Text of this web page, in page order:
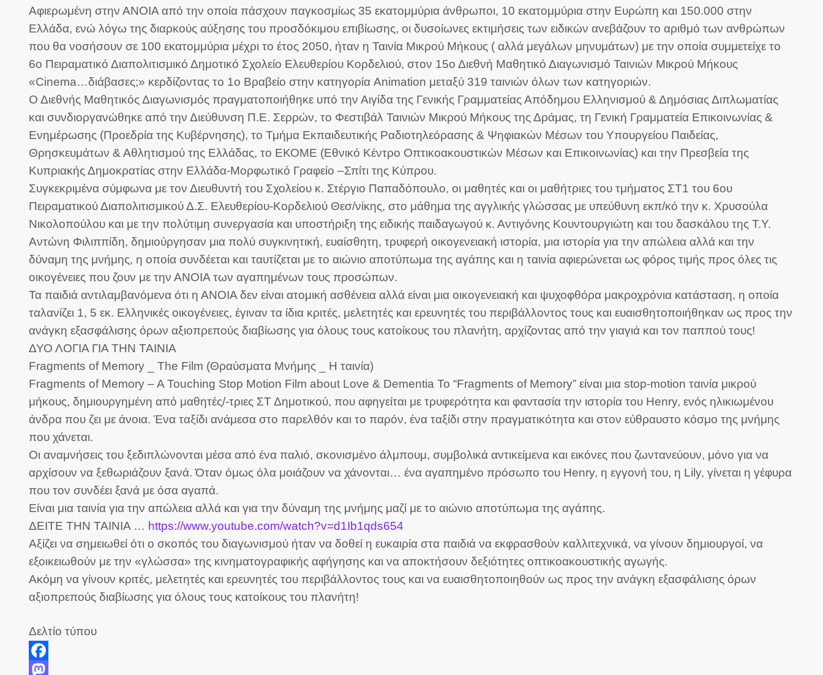
Αφιερωμένη στην ΑΝΟΙΑ από την οποία πάσχουν παγκοσμίως 35 εκατομμύρια άνθρωποι, 10 εκατομμύρια στην Ευρώπη και 150.000 στην
Ελλάδα, ενώ λόγω της διαρκούς αύξησης του προσδόκιμου επιβίωσης, οι δυσοίωνες εκτιμήσεις των ειδικών ανεβάζουν το αριθμό των ανθρώπων
που θα νοσήσουν σε 100 εκατομμύρια μέχρι το έτος 2050, ήταν η Ταινία Μικρού Μήκους ( αλλά μεγάλων μηνυμάτων) με την οποία συμμετείχε το
6ο Πειραματικό Διαπολιτισμικό Δημοτικό Σχολείο Ελευθερίου Κορδελιού, στον 15ο Διεθνή Μαθητικό Διαγωνισμό Ταινιών Μικρού Μήκους
«Cinema…διάβασες;» κερδίζοντας το 1ο Βραβείο στην κατηγορία Animation μεταξύ 319 ταινιών όλων των κατηγοριών.
Ο Διεθνής Μαθητικός Διαγωνισμός πραγματοποιήθηκε υπό την Αιγίδα της Γενικής Γραμματείας Απόδημου Ελληνισμού & Δημόσιας Διπλωματίας
και συνδιοργανώθηκε από την Διεύθυνση Π.Ε. Σερρών, το Φεστιβάλ Ταινιών Μικρού Μήκους της Δράμας, τη Γενική Γραμματεία Επικοινωνίας &
Ενημέρωσης (Προεδρία της Κυβέρνησης), το Τμήμα Εκπαιδευτικής Ραδιοτηλεόρασης & Ψηφιακών Μέσων του Υπουργείου Παιδείας,
Θρησκευμάτων & Αθλητισμού της Ελλάδας, το ΕΚΟΜΕ (Εθνικό Κέντρο Οπτικοακουστικών Μέσων και Επικοινωνίας) και την Πρεσβεία της
Κυπριακής Δημοκρατίας στην Ελλάδα-Μορφωτικό Γραφείο –Σπίτι της Κύπρου.
Συγκεκριμένα σύμφωνα με τον Διευθυντή του Σχολείου κ. Στέργιο Παπαδόπουλο, οι μαθητές και οι μαθήτριες του τμήματος ΣΤ1 του 6ου
Πειραματικού Διαπολιτισμικού Δ.Σ. Ελευθερίου-Κορδελιού Θεσ/νίκης, στο μάθημα της αγγλικής γλώσσας με υπεύθυνη εκπ/κό την κ. Χρυσούλα
Νικολοπούλου και με την πολύτιμη συνεργασία και υποστήριξη της ειδικής παιδαγωγού κ. Αντιγόνης Κουντουργιώτη και του δασκάλου της Τ.Υ.
Αντώνη Φιλιππίδη, δημιούργησαν μια πολύ συγκινητική, ευαίσθητη, τρυφερή οικογενειακή ιστορία, μια ιστορία για την απώλεια αλλά και την
δύναμη της μνήμης, η οποία συνδέεται και ταυτίζεται με το αιώνιο αποτύπωμα της αγάπης και η ταινία αφιερώνεται ως φόρος τιμής προς όλες τις
οικογένειες που ζουν με την ΑΝΟΙΑ των αγαπημένων τους προσώπων.
Τα παιδιά αντιλαμβανόμενα ότι η ΑΝΟΙΑ δεν είναι ατομική ασθένεια αλλά είναι μια οικογενειακή και ψυχοφθόρα μακροχρόνια κατάσταση, η οποία
ταλανίζει 1, 5 εκ. Ελληνικές οικογένειες, έγιναν τα ίδια κριτές, μελετητές και ερευνητές του περιβάλλοντος τους και ευαισθητοποιήθηκαν ως προς την
ανάγκη εξασφάλισης όρων αξιοπρεπούς διαβίωσης για όλους τους κατοίκους του πλανήτη, αρχίζοντας από την γιαγιά και τον παππού τους!
ΔΥΟ ΛΟΓΙΑ ΓΙΑ ΤΗΝ ΤΑΙΝΙΑ
Fragments of Memory _ The Film (Θραύσματα Μνήμης _ Η ταινία)
Fragments of Memory – A Touching Stop Motion Film about Love & Dementia Το “Fragments of Memory” είναι μια stop-motion ταινία μικρού
μήκους, δημιουργημένη από μαθητές/-τριες ΣΤ Δημοτικού, που αφηγείται με τρυφερότητα και φαντασία την ιστορία του Henry, ενός ηλικιωμένου
άνδρα που ζει με άνοια. Ένα ταξίδι ανάμεσα στο παρελθόν και το παρόν, ένα ταξίδι στην πραγματικότητα και στον εύθραυστο κόσμο της μνήμης
που χάνεται.
Οι αναμνήσεις του ξεδιπλώνονται μέσα από ένα παλιό, σκονισμένο άλμπουμ, συμβολικά αντικείμενα και εικόνες που ζωντανεύουν, μόνο για να
αρχίσουν να ξεθωριάζουν ξανά. Όταν όμως όλα μοιάζουν να χάνονται… ένα αγαπημένο πρόσωπο του Henry, η εγγονή του, η Lily, γίνεται η γέφυρα
που τον συνδέει ξανά με όσα αγαπά.
Είναι μια ταινία για την απώλεια αλλά και για την δύναμη της μνήμης μαζί με το αιώνιο αποτύπωμα της αγάπης.
ΔΕΙΤΕ ΤΗΝ ΤΑΙΝΙΑ … https://www.youtube.com/watch?v=d1Ib1qds654
Αξίζει να σημειωθεί ότι ο σκοπός του διαγωνισμού ήταν να δοθεί η ευκαιρία στα παιδιά να εκφρασθούν καλλιτεχνικά, να γίνουν δημιουργοί, να
εξοικειωθούν με την «γλώσσα» της κινηματογραφικής αφήγησης και να αποκτήσουν δεξιότητες οπτικοακουστικής αγωγής.
Ακόμη να γίνουν κριτές, μελετητές και ερευνητές του περιβάλλοντος τους και να ευαισθητοποιηθούν ως προς την ανάγκη εξασφάλισης όρων
αξιοπρεπούς διαβίωσης για όλους τους κατοίκους του πλανήτη!
Δελτίο τύπου
Facebook